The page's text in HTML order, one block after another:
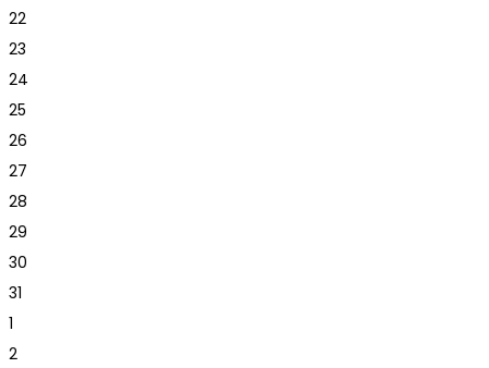
22
23
24
25
26
27
28
29
30
31
1
2